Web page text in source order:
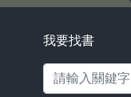
我要找書